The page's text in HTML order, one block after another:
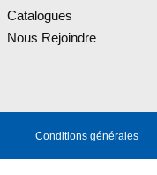
Catalogues
Nous Rejoindre
Conditions générales